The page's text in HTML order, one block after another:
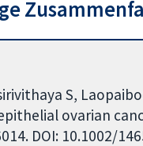
S,
ovarian
DOI: 10.1002/